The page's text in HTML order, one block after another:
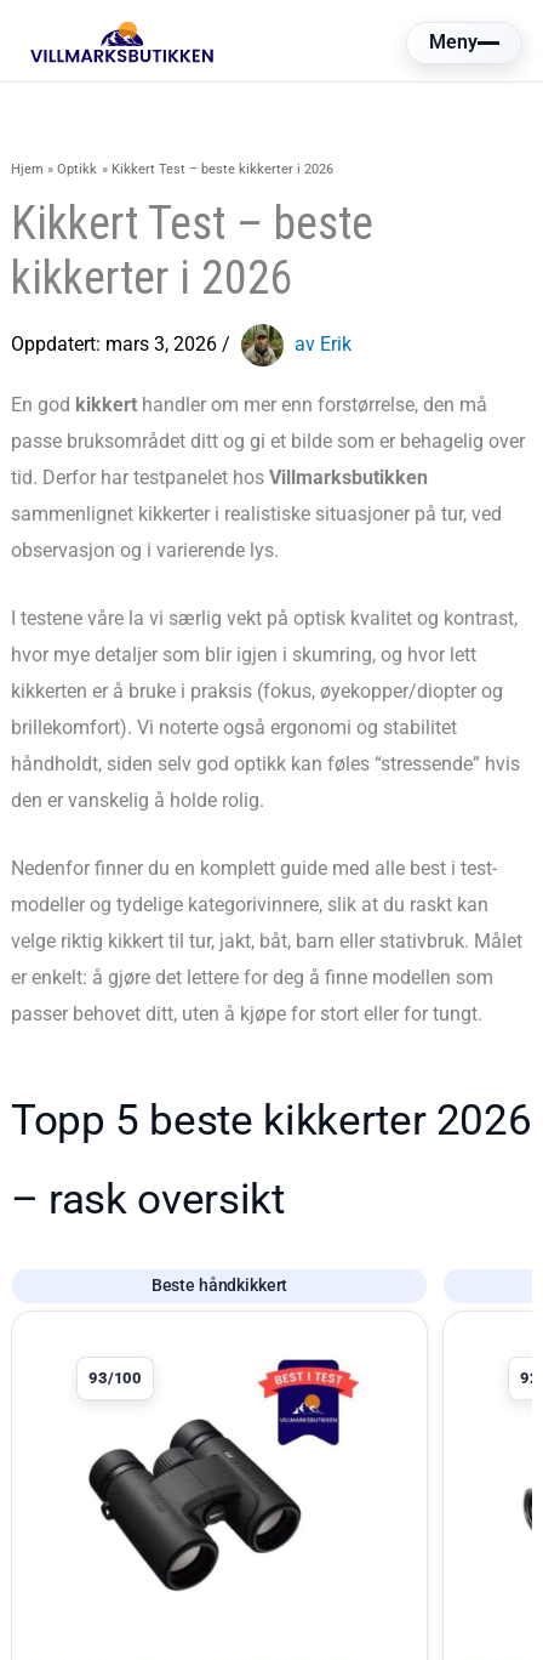
til
Meny
Hjem Optikk Kikkert Test – beste kikkerter i 2026
Kikkert Test – beste
kikkerter i 2026
Oppdatert: mars 3, 2026/ av Erik
En god kikkerthandler om mer enn forstørrelse, den må
passe bruksområdet ditt og gi et bilde som er behagelig over
tid. Derfor har testpanelet hos Villmarksbutikken
sammenlignet kikkerter i realistiske situasjoner på tur, ved
observasjon og i varierende lys.
I testene våre la vi særlig vekt på optisk kvalitet og kontrast,
hvor mye detaljer som blir igjen i skumring, og hvor lett
kikkerten er å bruke i praksis (fokus, øyekopper/diopter og
brillekomfort). Vi noterte også ergonomi og stabilitet
håndholdt, siden selv god optikk kan føles “stressende” hvis
den er vanskelig å holde rolig.
Nedenfor finner du en komplett guide med alle best i test-
modeller og tydelige kategorivinnere, slik at du raskt kan
velge riktig kikkert til tur, jakt, båt, barn eller stativbruk. Målet
er enkelt: å gjøre det lettere for deg å finne modellen som
passer behovet ditt, uten å kjøpe for stort eller for tungt.
Topp 5 beste kikkerter 2026
– rask oversikt
Produkt 1 av 5
Beste håndkikkert
93/100
Produkt 2